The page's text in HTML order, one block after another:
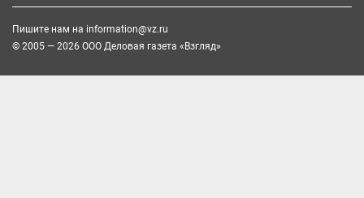
Пишите нам на information@vz.ru
© 2005 — 2026 ООО Деловая газета «Взгляд»